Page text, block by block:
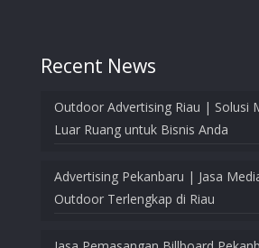
Recent News
Outdoor Advertising Riau | Solusi
Luar Ruang untuk Bisnis Anda
Advertising Pekanbaru | Jasa
Outdoor Terlengkap di Riau